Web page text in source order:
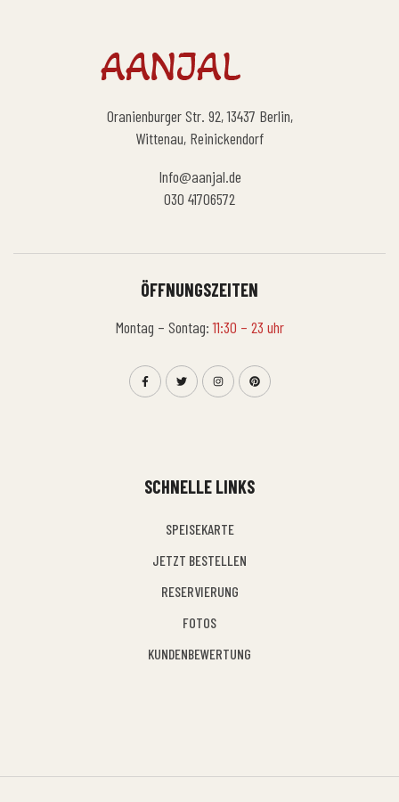
Oranienburger Str. 92, 13437 Berlin,
Wittenau, Reinickendorf
Info@aanjal.de
030 41706572
SCHNELLE LINKS
SPEISEKARTE
JETZT BESTELLEN
RESERVIERUNG
FOTOS
KUNDENBEWERTUNG
ÖFFNUNGSZEITEN
Montag – Sontag:11:30 – 23 uhr